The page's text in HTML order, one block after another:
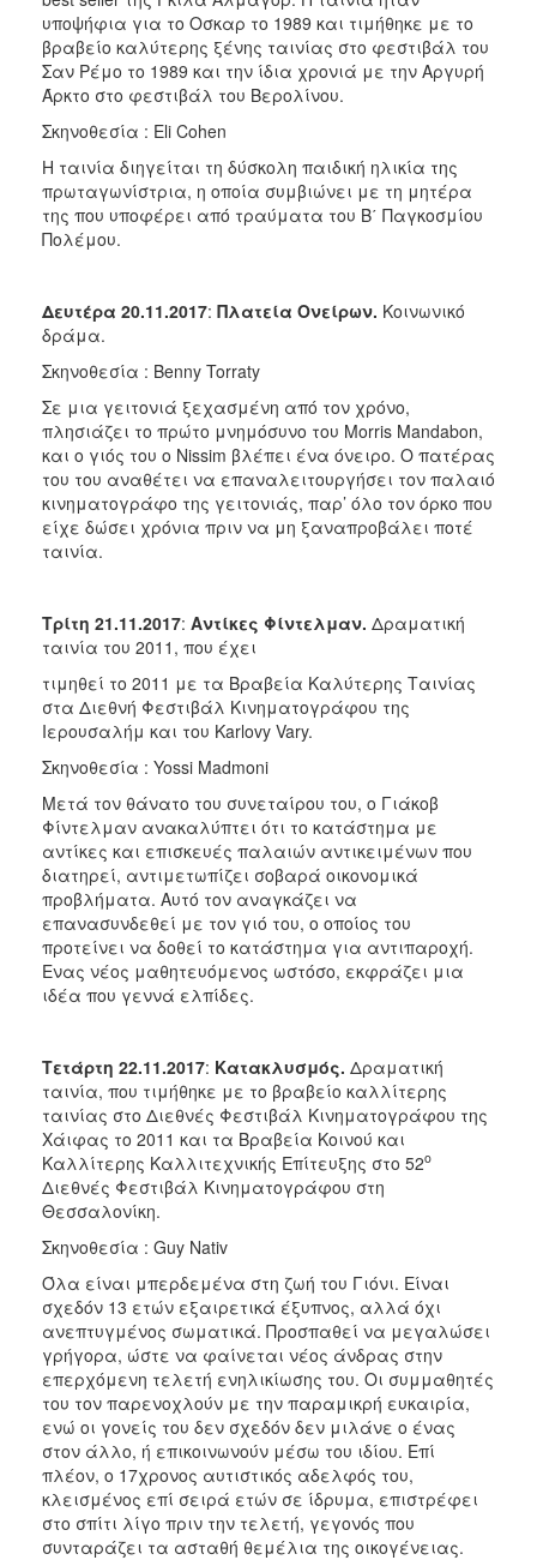
υποψήφια για το Οσκαρ το 1989 και τιμήθηκε με το
βραβείο καλύτερης ξένης ταινίας στο φεστιβάλ του
Σαν Ρέμο το 1989 και την ίδια χρονιά με την Αργυρή
Άρκτο στο φεστιβάλ του Βερολίνου.
Σκηνοθεσία : Eli Cohen
Η ταινία διηγείται τη δύσκολη παιδική ηλικία της
πρωταγωνίστρια, η οποία συμβιώνει με τη μητέρα
της που υποφέρει από τραύματα του Β΄ Παγκοσμίου
Πολέμου.
Δευτέρα 20.11.2017: Πλατεία Ονείρων. Κοινωνικό
δράμα.
Σκηνοθεσία : Benny Torraty
Σε μια γειτονιά ξεχασμένη από τον χρόνο,
πλησιάζει το πρώτο μνημόσυνο του Morris Mandabon,
και ο γιός του ο Nissim βλέπει ένα όνειρο. Ο πατέρας
του του αναθέτει να επαναλειτουργήσει τον παλαιό
κινηματογράφο της γειτονιάς, παρ’ όλο τον όρκο που
είχε δώσει χρόνια πριν να μη ξαναπροβάλει ποτέ
ταινία.
Τρίτη 21.11.2017: Αντίκες Φίντελμαν. Δραματική
ταινία του 2011, που έχει
τιμηθεί το 2011 με τα Βραβεία Καλύτερης Ταινίας
στα Διεθνή Φεστιβάλ Κινηματογράφου της
Ιερουσαλήμ και του Karlovy Vary.
Σκηνοθεσία : Yossi Madmoni
Μετά τον θάνατο του συνεταίρου του, ο Γιάκοβ
Φίντελμαν ανακαλύπτει ότι το κατάστημα με
αντίκες και επισκευές παλαιών αντικειμένων που
διατηρεί, αντιμετωπίζει σοβαρά οικονομικά
προβλήματα. Αυτό τον αναγκάζει να
επανασυνδεθεί με τον γιό του, ο οποίος του
προτείνει να δοθεί το κατάστημα για αντιπαροχή.
Ενας νέος μαθητευόμενος ωστόσο, εκφράζει μια
ιδέα που γεννά ελπίδες.
Τετάρτη 22.11.2017: Κατακλυσμός. Δραματική
ταινία, που τιμήθηκε με το βραβείο καλλίτερης
ταινίας στο Διεθνές Φεστιβάλ Κινηματογράφου της
Χάιφας το 2011 και τα Βραβεία Κοινού και
Καλλίτερης Καλλιτεχνικής Επίτευξης στο 52ο
Διεθνές Φεστιβάλ Κινηματογράφου στη
Θεσσαλονίκη.
Σκηνοθεσία : Guy Nativ
Όλα είναι μπερδεμένα στη ζωή του Γιόνι. Είναι
σχεδόν 13 ετών εξαιρετικά έξυπνος, αλλά όχι
ανεπτυγμένος σωματικά. Προσπαθεί να μεγαλώσει
γρήγορα, ώστε να φαίνεται νέος άνδρας στην
επερχόμενη τελετή ενηλικίωσης του. Οι συμμαθητές
του τον παρενοχλούν με την παραμικρή ευκαιρία,
ενώ οι γονείς του δεν σχεδόν δεν μιλάνε ο ένας
στον άλλο, ή επικοινωνούν μέσω του ιδίου. Επί
πλέον, ο 17χρονος αυτιστικός αδελφός του,
κλεισμένος επί σειρά ετών σε ίδρυμα, επιστρέφει
στο σπίτι λίγο πριν την τελετή, γεγονός που
συνταράζει τα ασταθή θεμέλια της οικογένειας.